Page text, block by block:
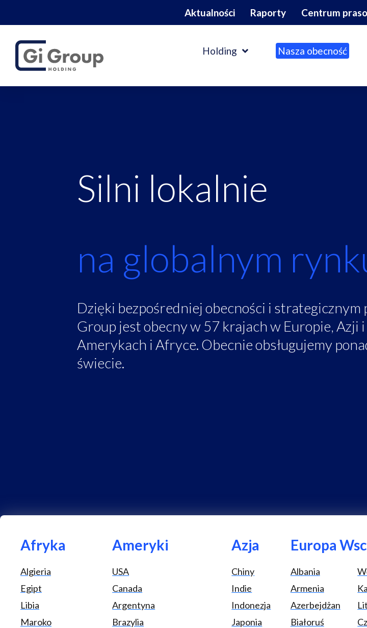
Aktualności Raporty Centrum
Holding Nasza obecność
Silni lokalnie
na globalnym
Dzięki bezpośredniej obecności i
Group jest obecny w 57 krajach w Europie, Azji
Amerykach i Afryce. Obecnie obsługujemy
świecie.
Afryka
Algieria
Egipt
Libia
Maroko
Ameryki
USA
Canada
Argentyna
Brazylia
Azja
Chiny
Indie
Indonezja
Japonia
Europa
Albania
Armenia
Azerbejdżan
Białoruś